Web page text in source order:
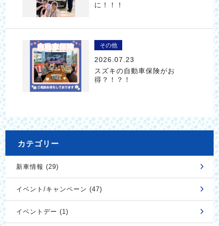
に！！！
その他
2026.07.23
スズキの自動車保険がお
得？！？！
カテゴリー
新車情報 (29)
イベント/キャンペーン (47)
イベントデー (1)